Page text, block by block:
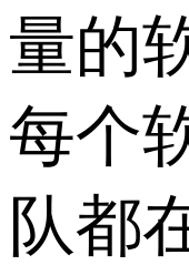
量的
每个
队都